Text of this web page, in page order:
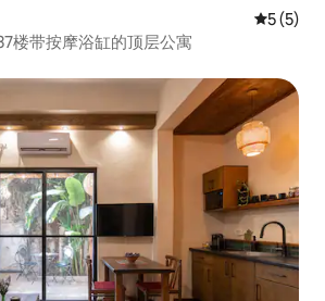
平均评分
5 (5)
楼带按摩浴缸的顶层公寓